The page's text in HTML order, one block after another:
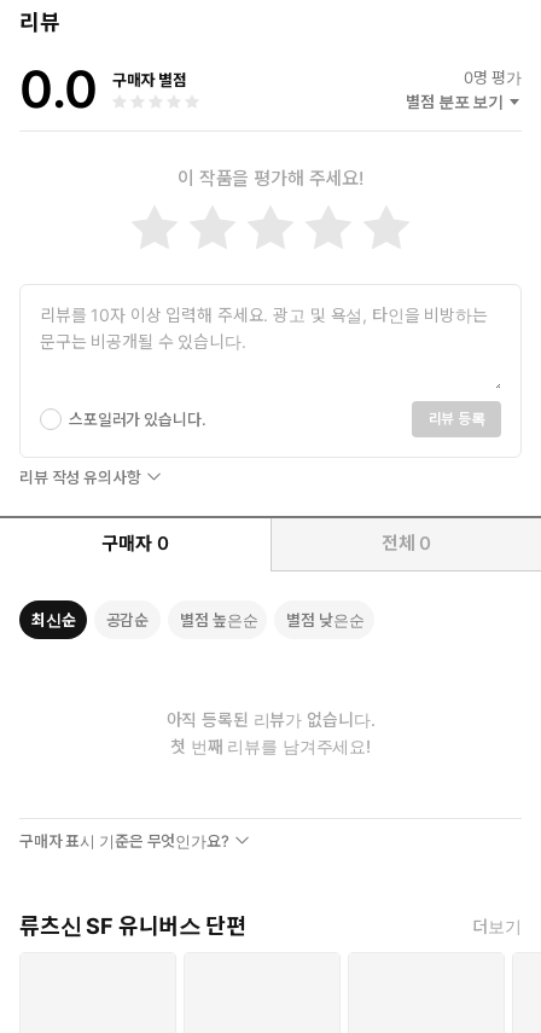
리뷰
0.0 구매자 별점 0명 평가
별점 분포 보기
이 작품을 평가해 주세요!
스포일러가 있습니다. 리뷰 등록
리뷰 작성 유의사항
구매자 0 전체 0
최신순 공감순 별점 높은순 별점 낮은순
아직 등록된 리뷰가 없습니다.
첫 번째 리뷰를 남겨주세요!
구매자 표시 기준은 무엇인가요?
류츠신 SF 유니버스 단편 더보기